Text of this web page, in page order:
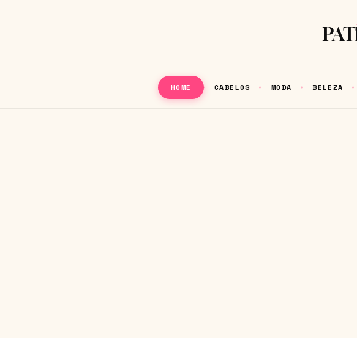
HOME CABELOS MODA BELEZA